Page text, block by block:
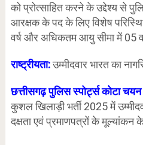
को प्रोत्साहित करने के उद्देश्य से
आरक्षक के पद के लिए विशेष
वर्ष और अधिकतम आयु सीमा में 05
राष्ट्रीयता:उम्मीदवार भारत का
छत्तीसगढ़ पुलिस स्पोर्ट्स कोटा चयन
कुशल खिलाड़ी भर्ती 2025 में
दक्षता एवं प्रमाणपत्रों के मूल्यांकन